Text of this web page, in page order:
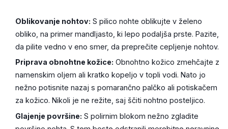
Oblikovanje nohtov: S pilico nohte oblikujte v želeno
obliko, na primer mandljasto, ki lepo podaljša prste. Pazite,
da pilite vedno v eno smer, da preprečite cepljenje nohtov.
Priprava obnohtne kožice: Obnohtno kožico zmehčajte z
namenskim oljem ali kratko kopeljo v topli vodi. Nato jo
nežno potisnite nazaj s pomarančno palčko ali potiskačem
za kožico. Nikoli je ne režite, saj ščiti nohtno posteljico.
Glajenje površine: S polirnim blokom nežno zgladite